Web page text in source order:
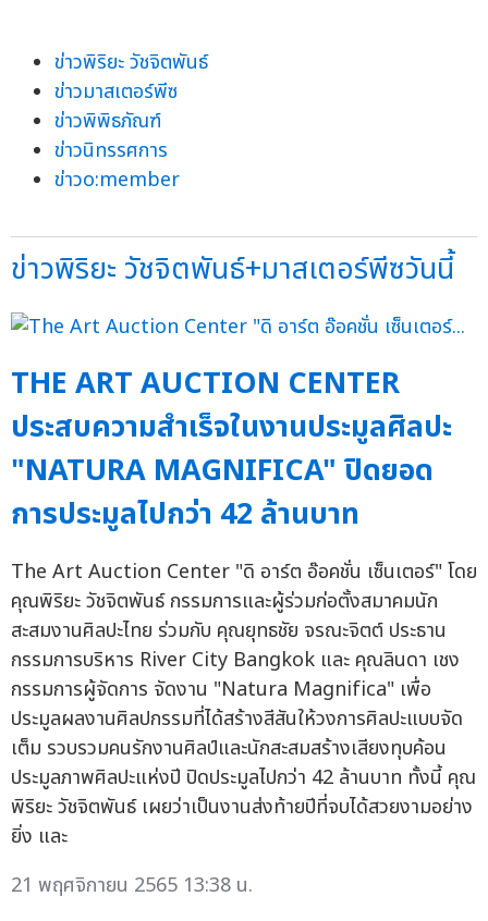
ข่าวพิริยะ วัชจิตพันธ์
ข่าวมาสเตอร์พีซ
ข่าวพิพิธภัณฑ์
ข่าวนิทรรศการ
ข่าวo:member
ข่าวพิริยะ วัชจิตพันธ์+มาสเตอร์พีซวันนี้
THE ART AUCTION CENTER
ประสบความสำเร็จในงานประมูลศิลปะ
"NATURA MAGNIFICA" ปิดยอด
การประมูลไปกว่า 42 ล้านบาท
The Art Auction Center "ดิ อาร์ต อ๊อคชั่น เซ็นเตอร์" โดย
คุณพิริยะ วัชจิตพันธ์ กรรมการและผู้ร่วมก่อตั้งสมาคมนัก
สะสมงานศิลปะไทย ร่วมกับ คุณยุทธชัย จรณะจิตต์ ประธาน
กรรมการบริหาร River City Bangkok และ คุณลินดา เชง
กรรมการผู้จัดการ จัดงาน "Natura Magnifica" เพื่อ
ประมูลผลงานศิลปกรรมที่ได้สร้างสีสันให้วงการศิลปะแบบจัด
เต็ม รวบรวมคนรักงานศิลป์และนักสะสมสร้างเสียงทุบค้อน
ประมูลภาพศิลปะแห่งปี ปิดประมูลไปกว่า 42 ล้านบาท ทั้งนี้ คุณ
พิริยะ วัชจิตพันธ์ เผยว่าเป็นงานส่งท้ายปีที่จบได้สวยงามอย่าง
ยิ่ง และ
21 พฤศจิกายน 2565 13:38 น.